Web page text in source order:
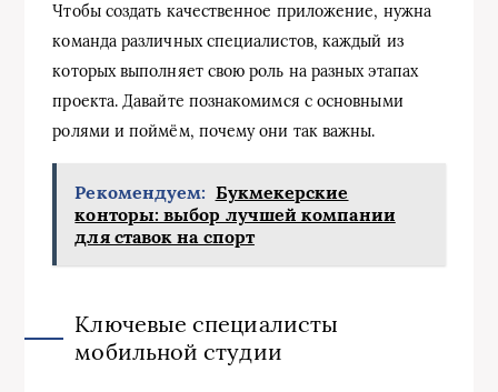
Чтобы создать качественное приложение, нужна
команда различных специалистов, каждый из
которых выполняет свою роль на разных этапах
проекта. Давайте познакомимся с основными
ролями и поймём, почему они так важны.
Рекомендуем: Букмекерские
конторы: выбор лучшей компании
для ставок на спорт
Ключевые специалисты
мобильной студии